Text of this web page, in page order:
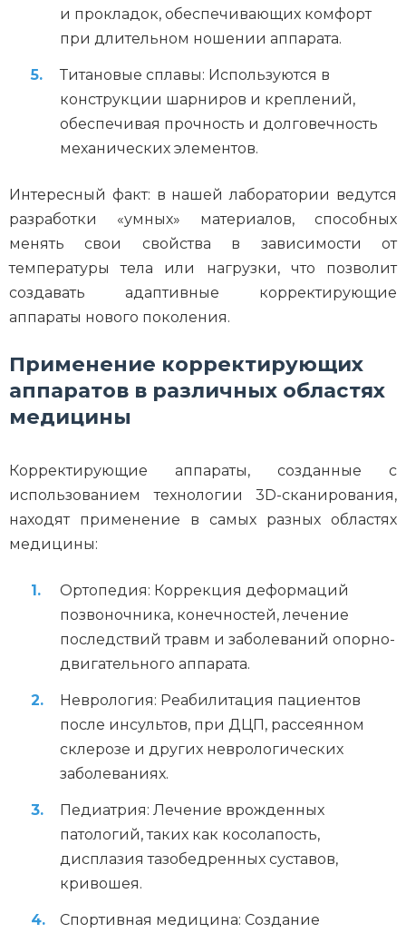
и прокладок, обеспечивающих комфорт
при длительном ношении аппарата.
Титановые сплавы: Используются в
конструкции шарниров и креплений,
обеспечивая прочность и долговечность
механических элементов.
Интересный факт: в нашей лаборатории ведутся
разработки «умных» материалов, способных
менять свои свойства в зависимости от
температуры тела или нагрузки, что позволит
создавать адаптивные корректирующие
аппараты нового поколения.
Применение корректирующих
аппаратов в различных областях
медицины
Корректирующие аппараты, созданные с
использованием технологии 3D-сканирования,
находят применение в самых разных областях
медицины:
Ортопедия: Коррекция деформаций
позвоночника, конечностей, лечение
последствий травм и заболеваний опорно-
двигательного аппарата.
Неврология: Реабилитация пациентов
после инсультов, при ДЦП, рассеянном
склерозе и других неврологических
заболеваниях.
Педиатрия: Лечение врожденных
патологий, таких как косолапость,
дисплазия тазобедренных суставов,
кривошея.
Спортивная медицина: Создание